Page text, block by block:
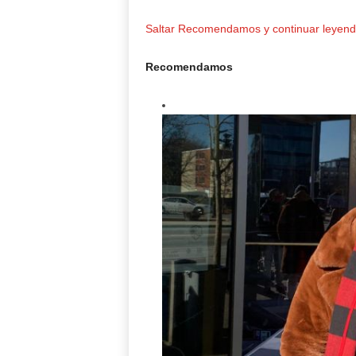
Saltar Recomendamos y continuar
Recomendamos